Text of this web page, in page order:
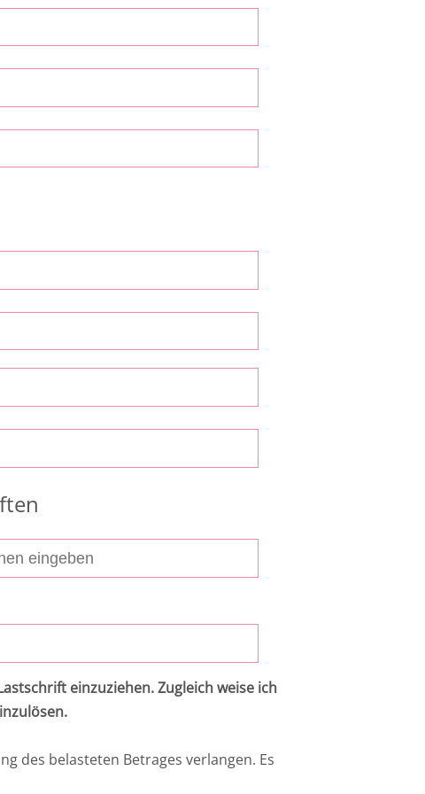
einzuziehen. Zugleich weise ich
des belasteten Betrages verlangen. Es